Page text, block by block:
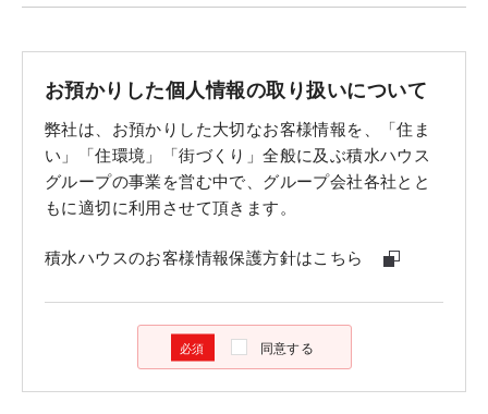
お預かりした個人情報の取り扱いについて
弊社は、お預かりした大切なお客様情報を、「住ま
い」「住環境」「街づくり」全般に及ぶ積水ハウス
グループの事業を営む中で、グループ会社各社とと
もに適切に利用させて頂きます。
積水ハウスのお客様情報保護方針はこちら
同意する